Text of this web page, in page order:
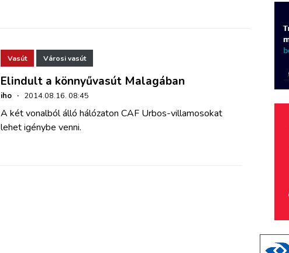
Vasút Városi vasút
Elindult a könnyűvasút Malagában
iho · 2014.08.16. 08:45
A két vonalból álló hálózaton CAF Urbos-villamosokat
lehet igénybe venni.